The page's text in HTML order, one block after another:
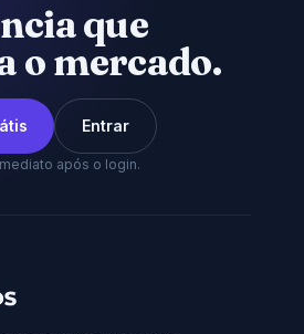
que
o mercado.
Entrar
após o login.